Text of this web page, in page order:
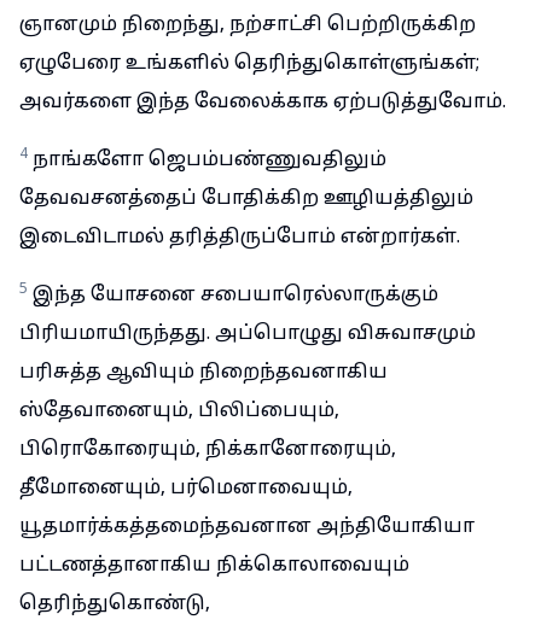
ஞானமும் நிறைந்து, நற்சாட்சி பெற்றிருக்கிற
ஏழுபேரை உங்களில் தெரிந்துகொள்ளுங்கள்;
அவர்களை இந்த வேலைக்காக ஏற்படுத்துவோம்.
4 நாங்களோ ஜெபம்பண்ணுவதிலும்
தேவவசனத்தைப் போதிக்கிற ஊழியத்திலும்
இடைவிடாமல் தரித்திருப்போம் என்றார்கள்.
5 இந்த யோசனை சபையாரெல்லாருக்கும்
பிரியமாயிருந்தது. அப்பொழுது விசுவாசமும்
பரிசுத்த ஆவியும் நிறைந்தவனாகிய
ஸ்தேவானையும், பிலிப்பையும்,
பிரொகோரையும், நிக்கானோரையும்,
தீமோனையும், பர்மெனாவையும்,
யூதமார்க்கத்தமைந்தவனான அந்தியோகியா
பட்டணத்தானாகிய நிக்கொலாவையும்
தெரிந்துகொண்டு,